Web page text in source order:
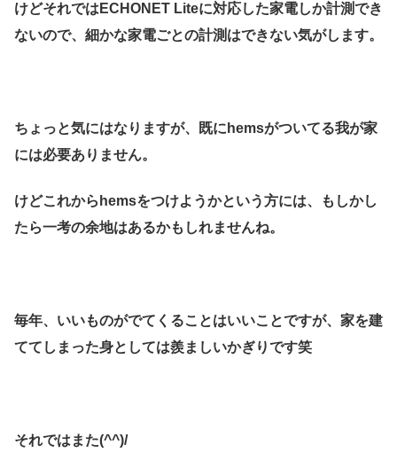
けどそれではECHONET Liteに対応した家電しか計測でき
ないので、細かな家電ごとの計測はできない気がします。
ちょっと気にはなりますが、既にhemsがついてる我が家
には必要ありません。
けどこれからhemsをつけようかという方には、もしかし
たら一考の余地はあるかもしれませんね。
毎年、いいものがでてくることはいいことですが、家を建
ててしまった身としては羨ましいかぎりです笑
それではまた(^^)/